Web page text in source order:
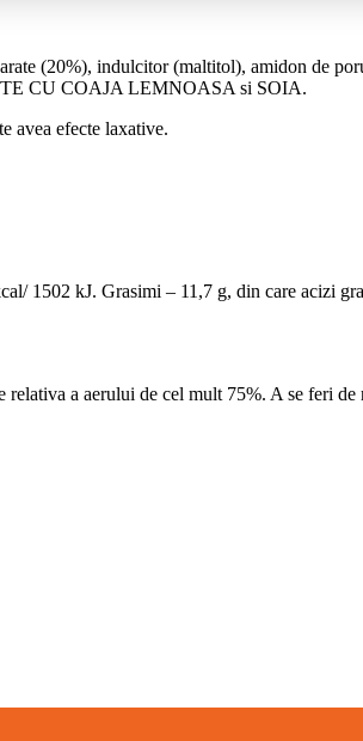
(20%), indulcitor (maltitol), amidon de
CU COAJA LEMNOASA si SOIA.
avea efecte laxative.
1502 kJ. Grasimi – 11,7 g, din care acizi
a aerului de cel mult 75%. A se feri de